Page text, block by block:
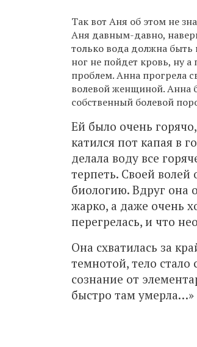
Так вот Аня об этом не
Аня давным-давно,
только вода должна быть
ног не пойдет кровь, ну
проблем. Анна прогрела
волевой женщиной. Анна
собственный болевой
Ей было очень
катился пот капая в
делала воду все
терпеть. Своей волей
биологию. Вдруг она
жарко, а даже очень
перегрелась, и что
Она схватилась за
темнотой, тело стало
сознание от
быстро там умерла…»